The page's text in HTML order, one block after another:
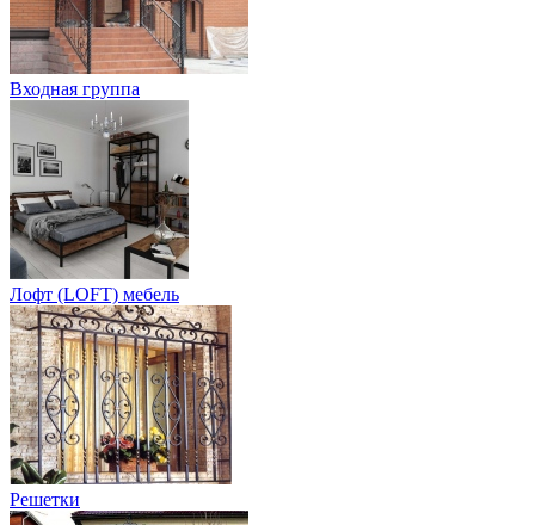
Входная группа
Лофт (LOFT) мебель
Решетки